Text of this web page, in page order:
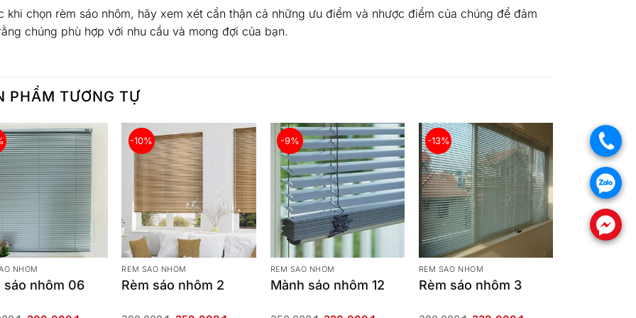
khi chọn rèm sáo nhôm, hãy xem xét cẩn thận cả những ưu điểm và nhược điểm của chúng để đảm
chúng phù hợp với nhu cầu và mong đợi của bạn.
PHẨM TƯƠNG TỰ
NHÔM
sáo nhôm 06
-10%
RÈM SÁO NHÔM
Rèm sáo nhôm 2
-9%
RÈM SÁO NHÔM
Mành sáo nhôm 12
-13%
RÈM SÁO NHÔM
Rèm sáo nhôm 3
.
.
.